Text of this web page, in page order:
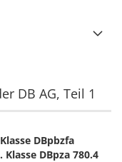
DB AG, Teil 1
DBpbzfa
DBpza 780.4